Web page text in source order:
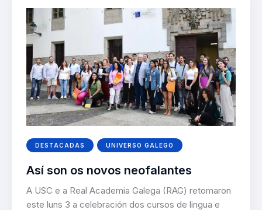
DESTACADAS UNIVERSO GALEGO
Así son os novos neofalantes
A USC e a Real Academia Galega (RAG) retomaron
este luns 3 a celebración dos cursos de lingua e